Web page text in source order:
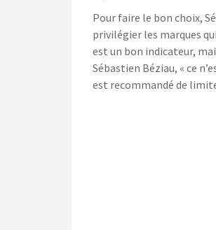
Pour faire le bon choix,
privilégier les marques
est un bon indicateur,
Sébastien Béziau, « ce
est recommandé de